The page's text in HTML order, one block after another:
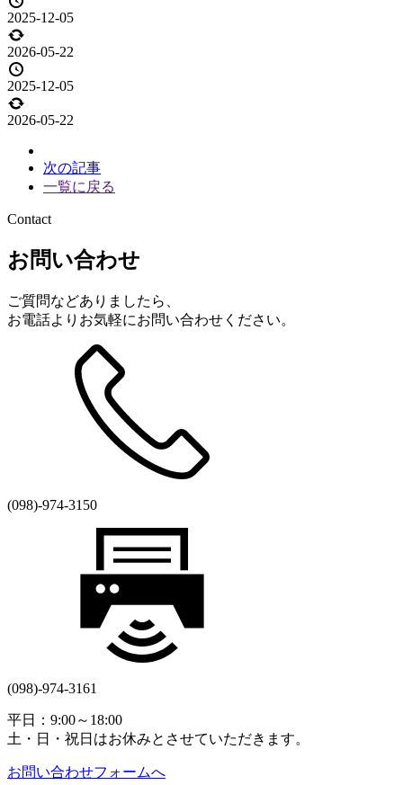
2025-12-05
2026-05-22
2025-12-05
2026-05-22
ビ
ゲ
ー
シ
ョ
次の記事
一覧に戻る
Contact
お問い合わせ
ご質問などありましたら、
お電話よりお気軽にお問い合わせください。
(098)-974-3150
(098)-974-3161
平日：9:00～18:00
土・日・祝日はお休みとさせていただきます。
お問い合わせフォームへ